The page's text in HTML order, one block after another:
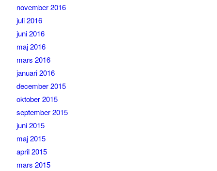
november 2016
juli 2016
juni 2016
maj 2016
mars 2016
januari 2016
december 2015
oktober 2015
september 2015
juni 2015
maj 2015
april 2015
mars 2015